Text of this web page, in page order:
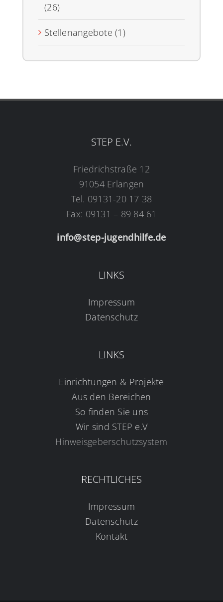
(26)
Stellenangebote (1)
STEP E.V.
Friedrichstraße 12
91054 Erlangen
Tel. 09131-20 17 38
Fax: 09131 – 89 84 61
info@step-jugendhilfe.de
LINKS
Impressum
Datenschutz
LINKS
Einrichtungen & Projekte
Aus den Bereichen
So finden Sie uns
Wir sind STEP e.V
Hinweisgeberschutzsystem
RECHTLICHES
Impressum
Datenschutz
Kontakt